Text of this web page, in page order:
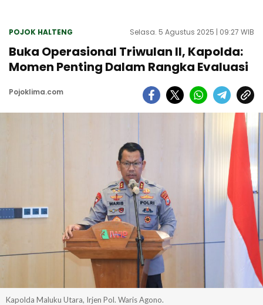
POJOK HALTENG Selasa. 5 Agustus 2025 | 09:27 WIB
Buka Operasional Triwulan II, Kapolda:
Momen Penting Dalam Rangka Evaluasi
Pojoklima.com
Kapolda Maluku Utara, Irjen Pol. Waris Agono.